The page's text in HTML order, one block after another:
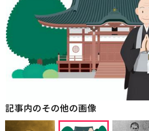
記事内のその他の画像